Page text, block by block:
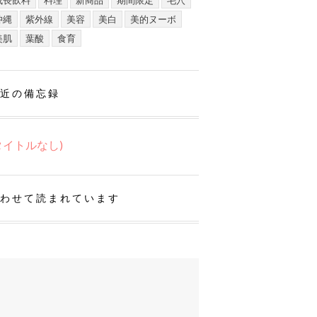
縄
紫外線 美容 美白
美的ヌーボ
肌
葉酸 食育
の備忘録
イトルなし)
せて読まれています